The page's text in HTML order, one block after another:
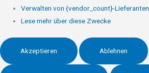
Verwalten von {vendor_count}-Lieferanten
Lese mehr über diese Zwecke
Akzeptieren Ablehnen